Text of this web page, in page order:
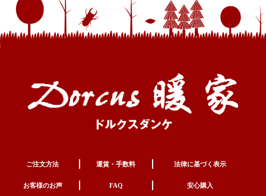
ご注文方法 運賃・手数料 法律に基づく表示
お客様のお声 FAQ 安心購入